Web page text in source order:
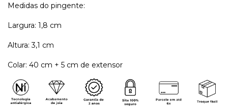
Medidas do pingente:
Largura: 1,8 cm
Altura: 3,1 cm
Colar: 40 cm + 5 cm de extensor